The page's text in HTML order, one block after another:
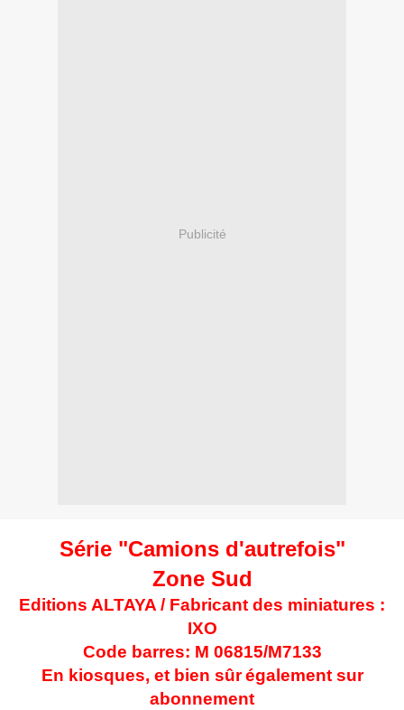
Publicité
Série "Camions d'autrefois"
Zone Sud
Editions ALTAYA / Fabricant des miniatures :
IXO
Code barres: M 06815/M7133
En kiosques, et bien sûr également sur
abonnement